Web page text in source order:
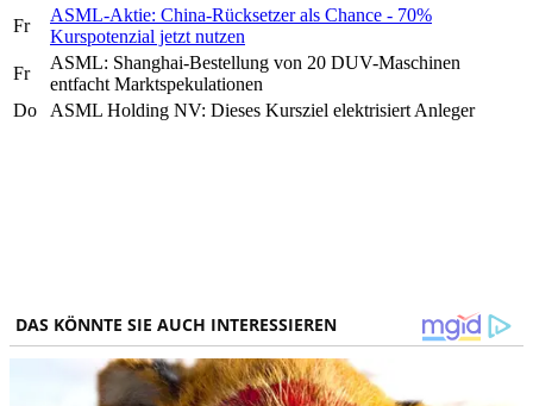
Fr
ASML-Aktie: China-Rücksetzer als Chance - 70%
Kurspotenzial jetzt nutzen
Fr
ASML: Shanghai-Bestellung von 20 DUV-Maschinen
entfacht Marktspekulationen
Do
ASML Holding NV: Dieses Kursziel elektrisiert Anleger